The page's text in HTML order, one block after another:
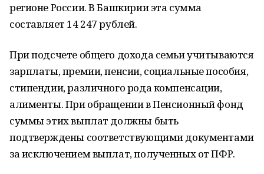
регионе России. В Башкирии эта сумма
составляет 14 247 рублей.
При подсчете общего дохода семьи учитываются
зарплаты, премии, пенсии, социальные пособия,
стипендии, различного рода компенсации,
алименты. При обращении в Пенсионный фонд
суммы этих выплат должны быть
подтверждены соответствующими документами
за исключением выплат, полученных от ПФР.